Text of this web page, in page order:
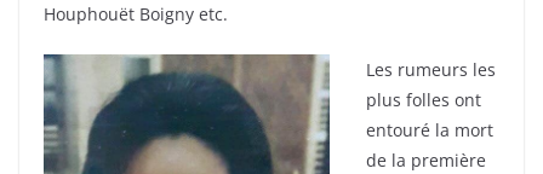
Houphouët Boigny etc.
Les rumeurs les
plus folles ont
entouré la mort
de la première